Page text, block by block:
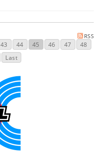
RSS
43 44 45 46 47
48
Last